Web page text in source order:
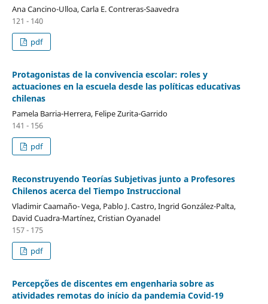
Ana Cancino-Ulloa, Carla E. Contreras-Saavedra
121 - 140
pdf
Protagonistas de la convivencia escolar: roles y
actuaciones en la escuela desde las políticas educativas
chilenas
Pamela Barria-Herrera, Felipe Zurita-Garrido
141 - 156
pdf
Reconstruyendo Teorías Subjetivas junto a Profesores
Chilenos acerca del Tiempo Instruccional
Vladimir Caamaño- Vega, Pablo J. Castro, Ingrid González-Palta,
David Cuadra-Martínez, Cristian Oyanadel
157 - 175
pdf
Percepções de discentes em engenharia sobre as
atividades remotas do início da pandemia Covid-19